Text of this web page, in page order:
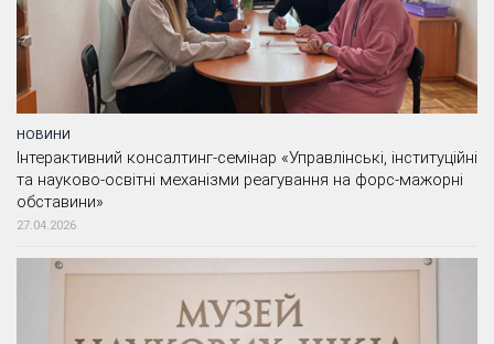
НОВИНИ
Інтерактивний консалтинг-семінар «Управлінські, інституційні
та науково-освітні механізми реагування на форс-мажорні
обставини»
27.04.2026